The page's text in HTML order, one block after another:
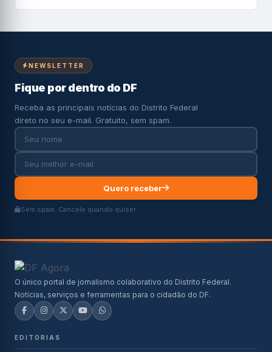
NEWSLETTER
Fique por dentro do DF
Receba as principais notícias do Distrito Federal
direto no seu e-mail. Gratuito, sem spam.
Quero receber
Sem spam. Cancele quando quiser.
O único portal de jornalismo colaborativo do Distrito Federal.
Notícias, serviços e ferramentas para o cidadão do DF.
EDITORIAS